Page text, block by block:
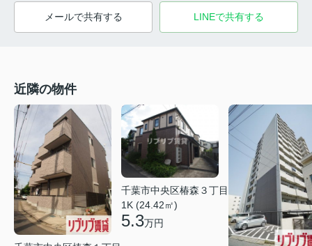
メールで共有する LINEで共有する
近隣の物件
千葉市中央区椿森３丁目
1K (24.42㎡)
5.3万円